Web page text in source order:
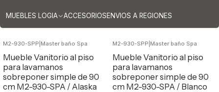
MUEBLES LOGIA ACCESORIOSENVIOS A REGIONES
M2-930-SPP Master baño Spa
Mueble Vanitorio al piso
para lavamanos
sobreponer simple de 90
cm M2-930-SPA / Alaska
M2-930-SPP Master baño Spa
Mueble Vanitorio al piso
para lavamanos
sobreponer simple de 90
cm M2-930-SPA / Blanco